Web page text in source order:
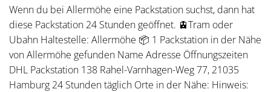
Wenn du bei Allermöhe eine Packstation suchst, dann hat
diese Packstation 24 Stunden geöffnet. 🚊Tram oder
Ubahn Haltestelle: Allermöhe 📦 1 Packstation in der Nähe
von Allermöhe gefunden Name Adresse Öffnungszeiten
DHL Packstation 138 Rahel-Varnhagen-Weg 77, 21035
Hamburg 24 Stunden täglich Orte in der Nähe: Hinweis: